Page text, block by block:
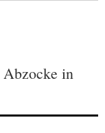
Abzocke in